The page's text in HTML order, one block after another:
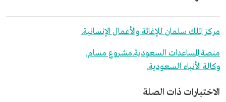
مركز الملك سلمان للإغاثة والأعمال الإنسانية.
منصة المساعدات السعودية.مشروع مسام.
وكالة الأنباء السعودية.
الاختبارات ذات الصلة